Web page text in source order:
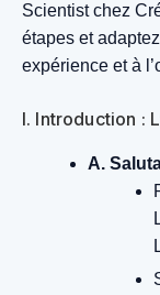
Scientist chez
étapes et
expérience et à
I. Introduction :
A.